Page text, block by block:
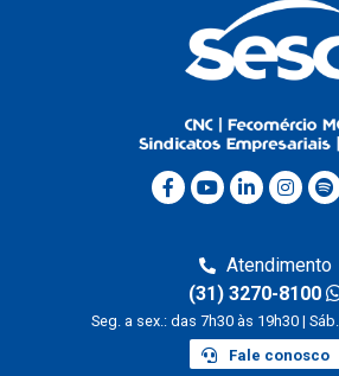
Atendimento
(31) 3270-8100
Seg. a sex.: das 7h30 às 19h30 |
Fale conosco